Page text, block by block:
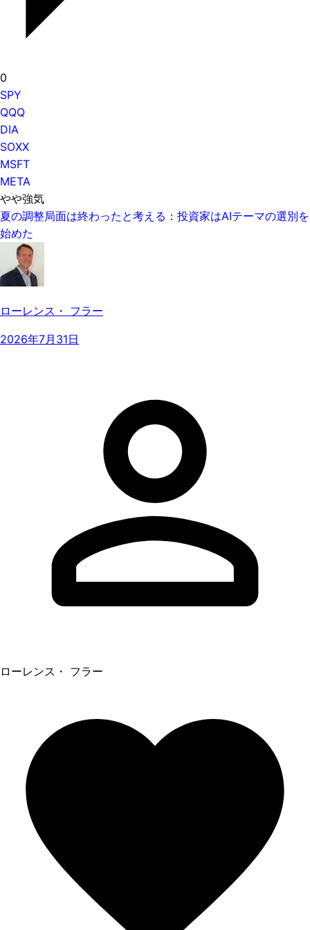
0
SPY
QQQ
DIA
SOXX
MSFT
META
やや強気
夏の調整局面は終わったと考える：投資家はAIテーマの選別を
始めた
ローレンス・ フラー
2026年7月31日
ローレンス・ フラー